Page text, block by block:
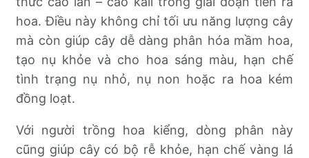
hoa. Điều này không chỉ tối ưu năng lượng cây
mà còn giúp cây dễ dàng phân hóa mầm hoa,
tạo nụ khỏe và cho hoa sáng màu, hạn chế
tình trạng nụ nhỏ, nụ non hoặc ra hoa kém
đồng loạt.
Với người trồng hoa kiểng, dòng phân này
cũng giúp cây có bộ rễ khỏe, hạn chế vàng lá